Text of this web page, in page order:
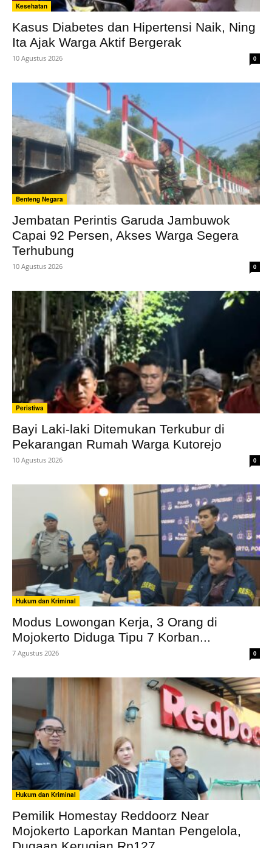
Kesehatan
Kasus Diabetes dan Hipertensi Naik, Ning
Ita Ajak Warga Aktif Bergerak
10 Agustus 2026 0
Benteng Negara
Jembatan Perintis Garuda Jambuwok
Capai 92 Persen, Akses Warga Segera
Terhubung
10 Agustus 2026 0
Peristiwa
Bayi Laki-laki Ditemukan Terkubur di
Pekarangan Rumah Warga Kutorejo
10 Agustus 2026 0
Hukum dan Kriminal
Modus Lowongan Kerja, 3 Orang di
Mojokerto Diduga Tipu 7 Korban...
7 Agustus 2026 0
Hukum dan Kriminal
Pemilik Homestay Reddoorz Near
Mojokerto Laporkan Mantan Pengelola,